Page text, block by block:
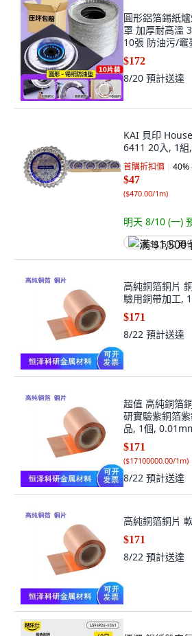
圓形鋁箔錫紙
罩 加厚耐高溫
10張 防油污/竈
$172
8/20 預計送達
KAI 貝印
6411 20入, 1組
首購折扣價 40%
$47
($470.00/1m)
明天 8/10 (一)
满 $1,500 再
高純銅箔銅片
驗用銅帶加工,
$171
8/22 預計送達
超值 高純銅箔
研實驗紫銅箔
品, 1個,
$171
($17100000.00/1m)
8/22 預計送達
高純銅箔銅片
$171
8/22 預計送達